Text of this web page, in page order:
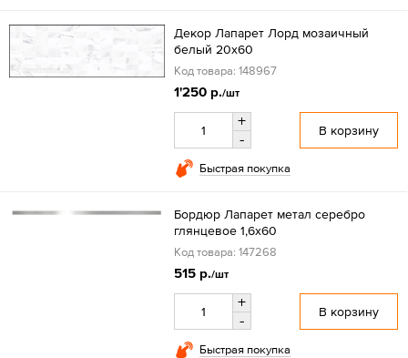
Декор Лапарет Лорд мозаичный
белый 20x60
Код товара: 148967
1'250 р./шт
+
-
В корзину
Быстрая покупка
Бордюр Лапарет метал серебро
глянцевое 1,6x60
Код товара: 147268
515 р./шт
+
-
В корзину
Быстрая покупка